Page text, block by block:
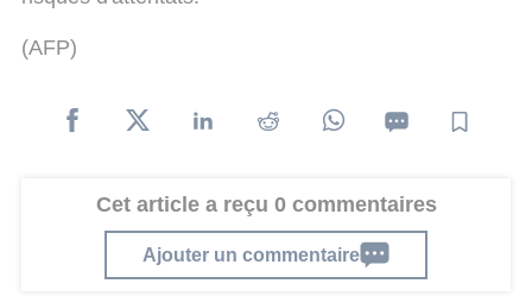
(AFP)
Cet article a reçu 0 commentaires
Ajouter un commentaire